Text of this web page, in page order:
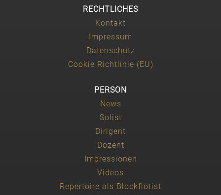
RECHTLICHES
Kontakt
Impressum
Datenschutz
Cookie Richtlinie (EU)
PERSON
News
Solist
Dirigent
Dozent
Impressionen
Videos
Repertoire als Blockflötist